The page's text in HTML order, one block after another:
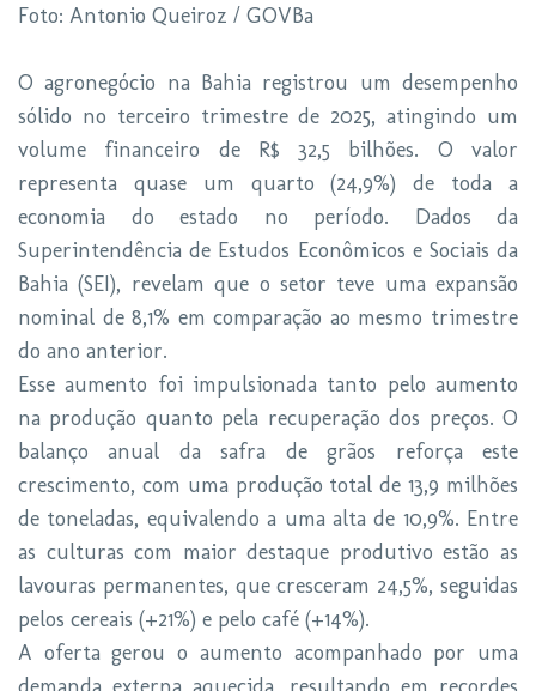
Foto: Antonio Queiroz / GOVBa
O agronegócio na Bahia registrou um desempenho
sólido no terceiro trimestre de 2025, atingindo um
volume financeiro de R$ 32,5 bilhões. O valor
representa quase um quarto (24,9%) de toda a
economia do estado no período. Dados da
Superintendência de Estudos Econômicos e Sociais da
Bahia (SEI), revelam que o setor teve uma expansão
nominal de 8,1% em comparação ao mesmo trimestre
do ano anterior.
Esse aumento foi impulsionada tanto pelo aumento
na produção quanto pela recuperação dos preços. O
balanço anual da safra de grãos reforça este
crescimento, com uma produção total de 13,9 milhões
de toneladas, equivalendo a uma alta de 10,9%. Entre
as culturas com maior destaque produtivo estão as
lavouras permanentes, que cresceram 24,5%, seguidas
pelos cereais (+21%) e pelo café (+14%).
A oferta gerou o aumento acompanhado por uma